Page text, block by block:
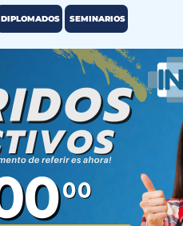
DIPLOMADOS SEMINARIOS